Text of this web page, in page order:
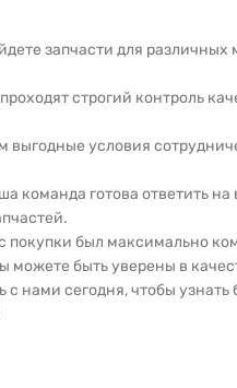
запчасти для различных
строгий контроль
выгодные условия
команда готова ответить
покупки был максимально
можете быть уверены в
с нами сегодня, чтобы